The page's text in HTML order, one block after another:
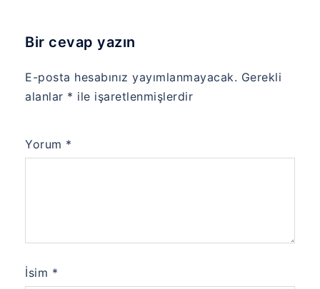
Bir cevap yazın
E-posta hesabınız yayımlanmayacak. Gerekli
alanlar * ile işaretlenmişlerdir
Yorum *
İsim *